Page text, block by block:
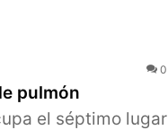
0
pulmón
el séptimo lugar